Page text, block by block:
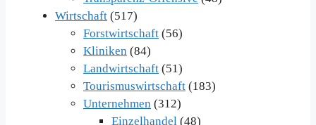
Wirtschaft (517)
Forstwirtschaft (56)
Kliniken (84)
Landwirtschaft (51)
Tourismuswirtschaft (183)
Unternehmen (312)
Einzelhandel (48)